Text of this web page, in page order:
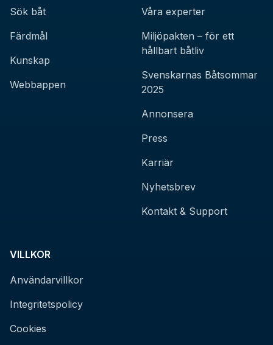
Sök båt
Färdmål
Kunskap
Webbappen
Våra experter
Miljöpakten – för ett
hållbart båtliv
Svenskarnas Båtsommar
2025
Annonsera
Press
Karriär
Nyhetsbrev
Kontakt & Support
VILLKOR
Användarvillkor
Integritetspolicy
Cookies